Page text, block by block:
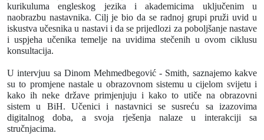
kurikuluma engleskog jezika i akademicima uključenim u
naobrazbu nastavnika. Cilj je bio da se radnoj grupi pruži uvid u
iskustva učesnika u nastavi i da se prijedlozi za poboljšanje nastave
i uspjeha učenika temelje na uvidima stečenih u ovom ciklusu
konsultacija.
U intervjuu sa Dinom Mehmedbegović - Smith, saznajemo kakve
su to promjene nastale u obrazovnom sistemu u cijelom svijetu i
kako ih neke države primjenjuju i kako to utiče na obrazovni
sistem u BiH. Učenici i nastavnici se susreću sa izazovima
digitalnog doba, a svoja rješenja nalaze u interakciji sa
stručnjacima.